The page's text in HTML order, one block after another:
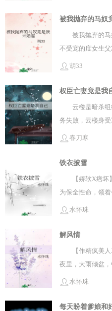
被我抛弃的马奴
被我抛弃的
不受宠的庶女生
庄子上，直到嫡
恨，不满自己是
被迫嫁给一个权
救了个奴隶，洗
清冷冷一本正经
命之恩要挟，让
还要替嫁的事情
露，迷晕了马奴
人跑路了本以为
掀开盖头一看，
谁！陈念安：天
计，九死一生时
银，目光只在她
萧云景曾想杀了
胡33
权臣亡妻竟是我
云楼是暗杀
务失败，云楼身
功力受损，今后
春刀寒
铁衣披雪
【娇软X痞
为保全性命，领
土匪头子叫危怀
书归我，这一箱黄
这等好事，笑说
水怀珠
解风情
【作精疯美
夜里，大雨倾盆
过重重宫门，抵
王遗孀带回京城。
水怀珠
每天盼着爹娘和